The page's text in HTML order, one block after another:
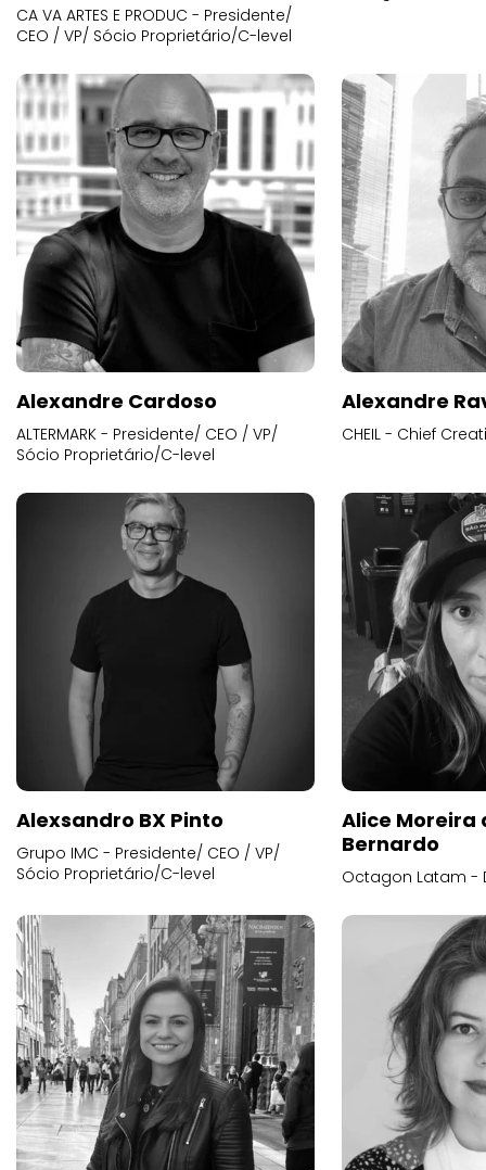
CA VA ARTES E PRODUC - Presidente/
CEO / VP/ Sócio Proprietário/C-level
Alexandre Cardoso
ALTERMARK - Presidente/ CEO / VP/
Sócio Proprietário/C-level
Alexandre
CHEIL - Chief
Alexsandro BX Pinto
Grupo IMC - Presidente/ CEO / VP/
Sócio Proprietário/C-level
Alice
Bernardo
Octagon Latam -